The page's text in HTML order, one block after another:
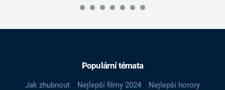
Populární témata
Jak zhubnout Nejlepší filmy 2024
Nejlepší horory